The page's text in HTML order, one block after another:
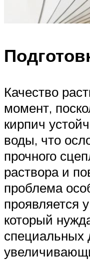
Качество
момент,
кирпич
воды, что
прочного
раствора и
проблема
проявляется
который
специальных